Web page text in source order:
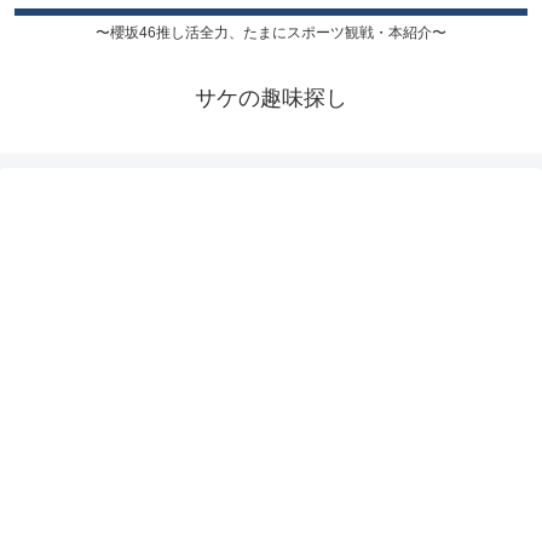
〜櫻坂46推し活全力、たまにスポーツ観戦・本紹介〜
サケの趣味探し